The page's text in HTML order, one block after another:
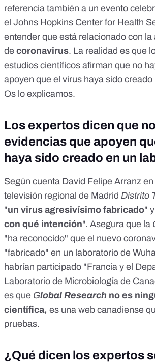
referencia también a un evento
el Johns Hopkins Center for Health
entender que está relacionado con
de coronavirus. La realidad es que
estudios científicos afirman que no
apoyen que el virus haya sido creado
Os lo explicamos.
Los expertos dicen que
evidencias que apoyen
haya sido creado en un
Según cuenta David Felipe Arranz
televisión regional de Madrid Distrito
"un virus agresivísimo fabricado"
con qué intención". Asegura que la
"ha reconocido" que el nuevo
"fabricado" en un laboratorio de
habrían participado "Francia y el
Laboratorio de Microbiología de
es que Global Research no es
científica, es una web canadiense
pruebas.
¿Qué dicen los expertos